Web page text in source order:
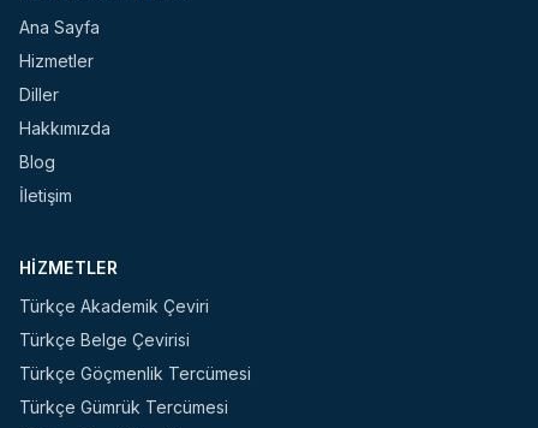
Ana Sayfa
Hizmetler
Diller
Hakkımızda
Blog
İletişim
HIZMETLER
Türkçe Akademik Çeviri
Türkçe Belge Çevirisi
Türkçe Göçmenlik Tercümesi
Türkçe Gümrük Tercümesi